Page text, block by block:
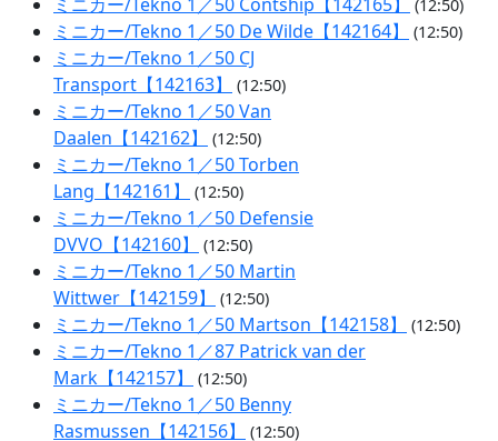
(12:50)
ミニカー/Tekno 1／50 De Wilde【142164】 (12:50)
ミニカー/Tekno 1／50 CJ
Transport【142163】
(12:50)
ミニカー/Tekno 1／50 Van
Daalen【142162】
(12:50)
ミニカー/Tekno 1／50 Torben
Lang【142161】
(12:50)
ミニカー/Tekno 1／50 Defensie
DVVO【142160】
(12:50)
ミニカー/Tekno 1／50 Martin
Wittwer【142159】
(12:50)
ミニカー/Tekno 1／50 Martson【142158】 (12:50)
ミニカー/Tekno 1／87 Patrick van der
Mark【142157】
(12:50)
ミニカー/Tekno 1／50 Benny
Rasmussen【142156】
(12:50)